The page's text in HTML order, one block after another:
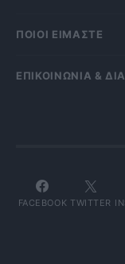
ΠΟΙΟΙ ΕΙΜΑΣΤΕ
ΕΠΙΚΟΙΝΩΝΙΑ &
FACEBOOK TWITTER